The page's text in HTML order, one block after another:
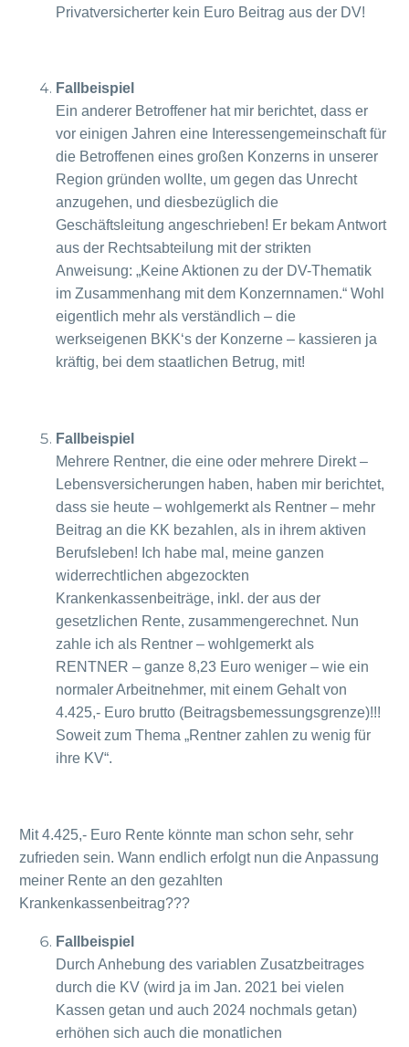
Privatversicherter kein Euro Beitrag aus der DV!
Fallbeispiel
Ein anderer Betroffener hat mir berichtet, dass er
vor einigen Jahren eine Interessengemeinschaft für
die Betroffenen eines großen Konzerns in unserer
Region gründen wollte, um gegen das Unrecht
anzugehen, und diesbezüglich die
Geschäftsleitung angeschrieben! Er bekam Antwort
aus der Rechtsabteilung mit der strikten
Anweisung: „Keine Aktionen zu der DV-Thematik
im Zusammenhang mit dem Konzernnamen.“ Wohl
eigentlich mehr als verständlich – die
werkseigenen BKK‘s der Konzerne – kassieren ja
kräftig, bei dem staatlichen Betrug, mit!
Fallbeispiel
Mehrere Rentner, die eine oder mehrere Direkt –
Lebensversicherungen haben, haben mir berichtet,
dass sie heute – wohlgemerkt als Rentner – mehr
Beitrag an die KK bezahlen, als in ihrem aktiven
Berufsleben! Ich habe mal, meine ganzen
widerrechtlichen abgezockten
Krankenkassenbeiträge, inkl. der aus der
gesetzlichen Rente, zusammengerechnet. Nun
zahle ich als Rentner – wohlgemerkt als
RENTNER – ganze 8,23 Euro weniger – wie ein
normaler Arbeitnehmer, mit einem Gehalt von
4.425,- Euro brutto (Beitragsbemessungsgrenze)!!!
Soweit zum Thema „Rentner zahlen zu wenig für
ihre KV“.
Mit 4.425,- Euro Rente könnte man schon sehr, sehr
zufrieden sein. Wann endlich erfolgt nun die Anpassung
meiner Rente an den gezahlten
Krankenkassenbeitrag???
Fallbeispiel
Durch Anhebung des variablen Zusatzbeitrages
durch die KV (wird ja im Jan. 2021 bei vielen
Kassen getan und auch 2024 nochmals getan)
erhöhen sich auch die monatlichen